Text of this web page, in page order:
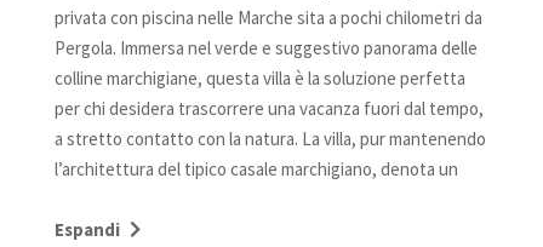
privata con piscina nelle Marche sita a pochi chilometri da
Pergola. Immersa nel verde e suggestivo panorama delle
colline marchigiane, questa villa è la soluzione perfetta
per chi desidera trascorrere una vacanza fuori dal tempo,
a stretto contatto con la natura. La villa, pur mantenendo
l’architettura del tipico casale marchigiano, denota un
accoglienti e molto confortevoli. La proprietà è
Espandi